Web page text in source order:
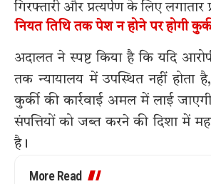
गिरफ्तारी और प्रत्यर्पण के लिए लगातार
नियत तिथि तक पेश न होने पर होगी
अदालत ने स्पष्ट किया है कि यदि
तक न्यायालय में उपस्थित नहीं होता
कुर्की की कार्रवाई अमल में लाई
संपत्तियों को जब्त करने की दिशा में
है।
More Read